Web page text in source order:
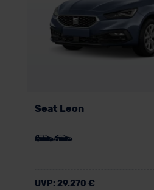
Seat Leon
UVP:29.270 €